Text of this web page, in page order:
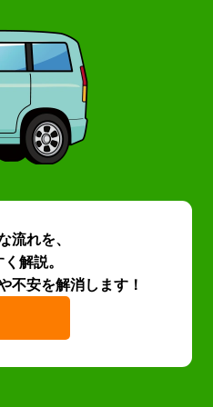
流れを、
解説。
不安を解消します！